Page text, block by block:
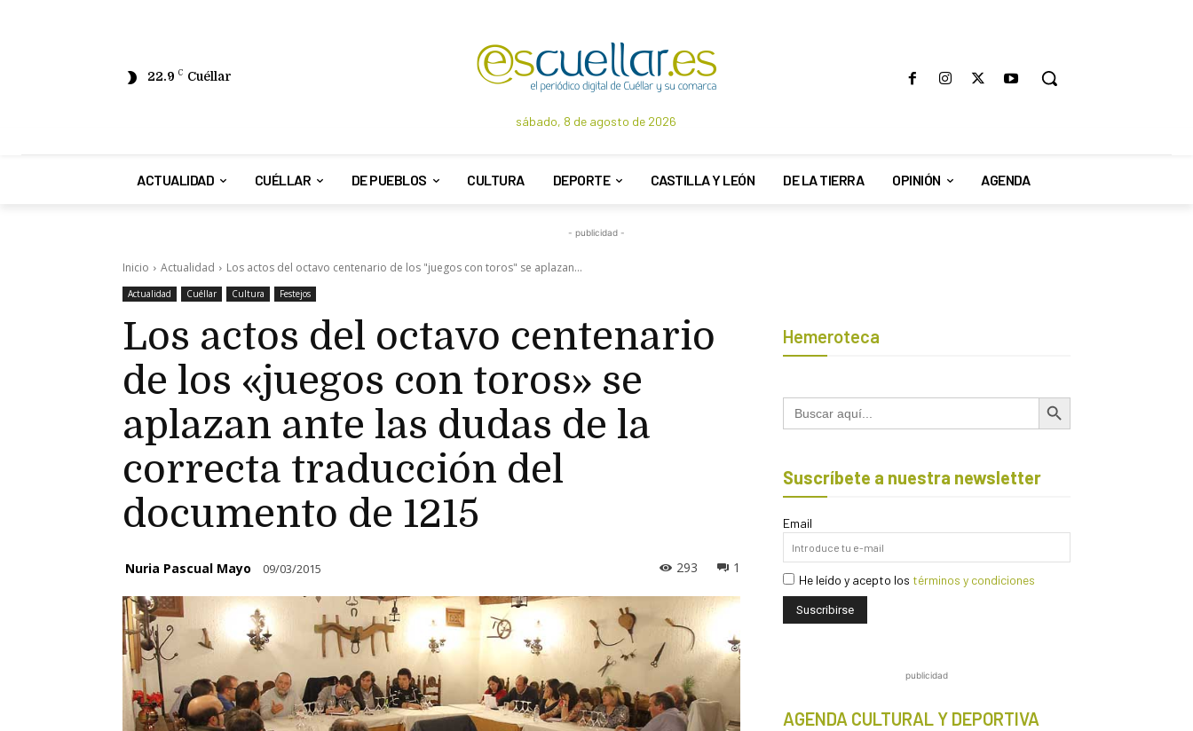
22.9 C Cuéllar
sábado, 8 de agosto de 2026
ACTUALIDAD CUÉLLAR DE PUEBLOS CULTURA DEPORTE CASTILLA Y LEÓN DE LA TIERRA OPINIÓN AGENDA
- publicidad -
Inicio Actualidad Los actos del octavo centenario de los "juegos con toros" se aplazan...
Actualidad Cuéllar Cultura Festejos
Los actos del octavo centenario
de los «juegos con toros» se
aplazan ante las dudas de la
correcta traducción del
documento de 1215
Nuria Pascual Mayo 09/03/2015 1
293
Hemeroteca
Buscar: Botón de búsqueda
Suscríbete a nuestra newsletter
Email
He leído y acepto los términos y condiciones
publicidad
AGENDA CULTURAL Y DEPORTIVA